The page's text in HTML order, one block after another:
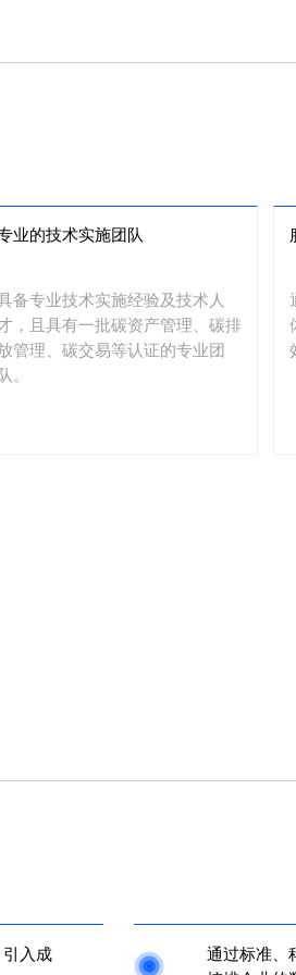
业的技术实施团队
备专业技术实施经验及技术人
，且具有一批碳资产管理、碳排
管理、碳交易等认证的专业团
。
入成
通过标准、